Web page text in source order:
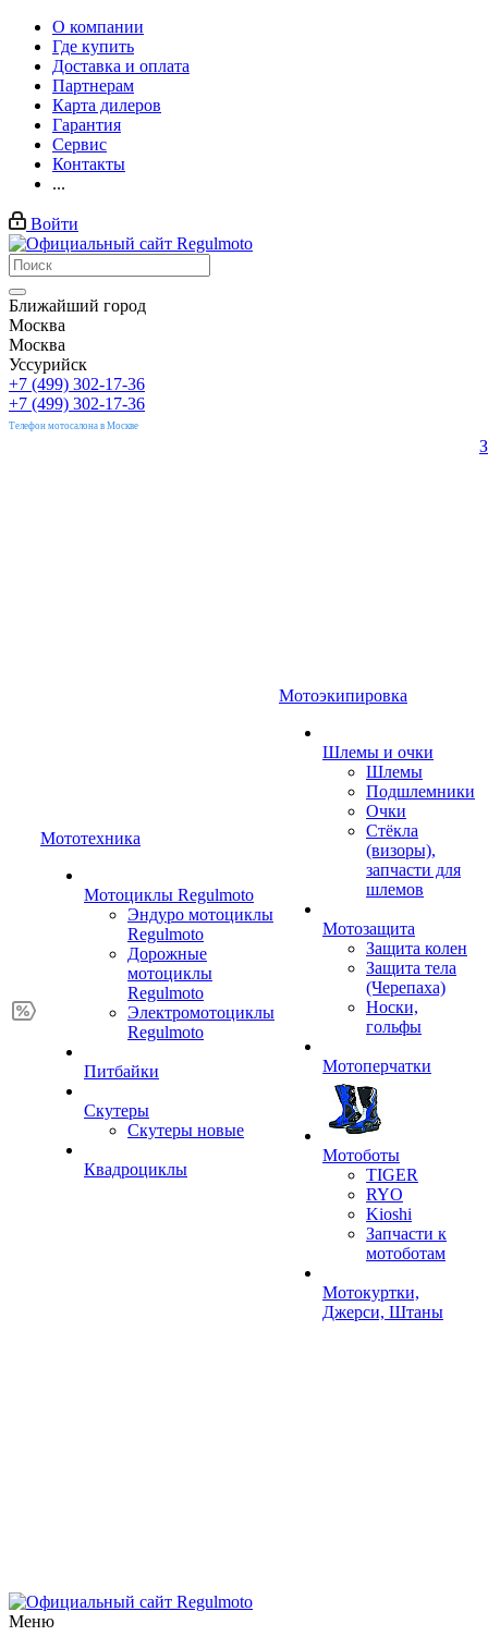
О компании
Где купить
Доставка и оплата
Партнерам
Карта дилеров
Гарантия
Сервис
Контакты
...
Войти
Ближайший город
Москва
Москва
Уссурийск
+7 (499) 302-17-36
+7 (499) 302-17-36
Телефон мотосалона в Москве
Мототехника
Мотоциклы Regulmoto
Эндуро мотоциклы
Regulmoto
Дорожные
мотоциклы
Regulmoto
Электромотоциклы
Regulmoto
Питбайки
Скутеры
Скутеры новые
Квадроциклы
Мотоэкипировка
Шлемы и очки
Шлемы
Подшлемники
Очки
Стёкла
(визоры),
запчасти для
шлемов
Мотозащита
Защита колен
Защита тела
(Черепаха)
Носки,
гольфы
Мотоперчатки
Мотоботы
TIGER
RYO
Kioshi
Запчасти к
мотоботам
Мотокуртки,
Джерси, Штаны
Меню